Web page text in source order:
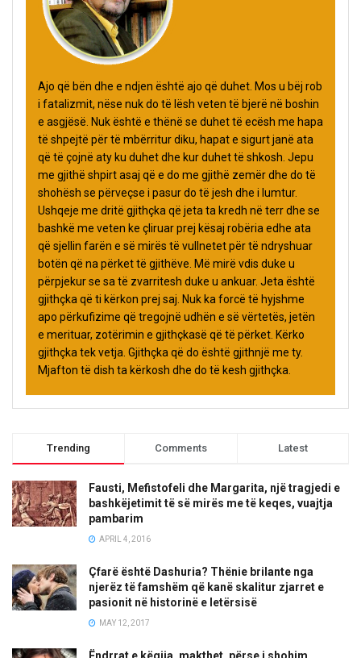
Ajo që bën dhe e ndjen është ajo që duhet. Mos u bëj rob
i fatalizmit, nëse nuk do të lësh veten të bjerë në boshin
e asgjësë. Nuk është e thënë se duhet të ecësh me hapa
të shpejtë për të mbërritur diku, hapat e sigurt janë ata
që të çojnë aty ku duhet dhe kur duhet të shkosh. Jepu
me gjithë shpirt asaj që e do me gjithë zemër dhe do të
shohësh se përveçse i pasur do të jesh dhe i lumtur.
Ushqeje me dritë gjithçka që jeta ta kredh në terr dhe se
bashkë me veten ke çliruar prej kësaj robëria edhe ata
që sjellin farën e së mirës të vullnetet për të ndryshuar
botën që na përket të gjithëve. Më mirë vdis duke u
përpjekur se sa të zvarritesh duke u ankuar. Jeta është
gjithçka që ti kërkon prej saj. Nuk ka forcë të hyjshme
apo përkufizime që tregojnë udhën e së vërtetës, jetën
e merituar, zotërimin e gjithçkasë që të përket. Kërko
gjithçka tek vetja. Gjithçka që do është gjithnjë me ty.
Mjafton të dish ta kërkosh dhe do të kesh gjithçka.
Trending Comments Latest
Fausti, Mefistofeli dhe Margarita, një tragjedi e
bashkëjetimit të së mirës me të keqes, vuajtja
pambarim
APRIL 4, 2016
Çfarë është Dashuria? Thënie brilante nga
njerëz të famshëm që kanë skalitur zjarret e
pasionit në historinë e letërsisë
MAY 12, 2017